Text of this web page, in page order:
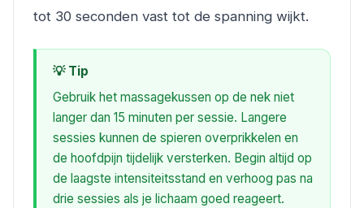
tot 30 seconden vast tot de spanning wijkt.
💡 Tip
Gebruik het massagekussen op de nek niet
langer dan 15 minuten per sessie. Langere
sessies kunnen de spieren overprikkelen en
de hoofdpijn tijdelijk versterken. Begin altijd op
de laagste intensiteitsstand en verhoog pas na
drie sessies als je lichaam goed reageert.